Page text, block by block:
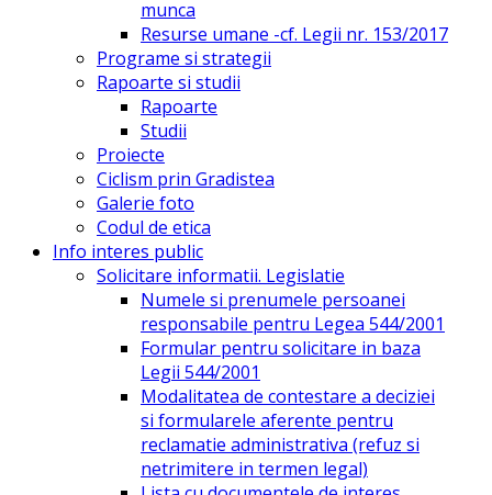
munca
Resurse umane -cf. Legii nr. 153/2017
Programe si strategii
Rapoarte si studii
Rapoarte
Studii
Proiecte
Ciclism prin Gradistea
Galerie foto
Codul de etica
Info interes public
Solicitare informatii. Legislatie
Numele si prenumele persoanei
responsabile pentru Legea 544/2001
Formular pentru solicitare in baza
Legii 544/2001
Modalitatea de contestare a deciziei
si formularele aferente pentru
reclamatie administrativa (refuz si
netrimitere in termen legal)